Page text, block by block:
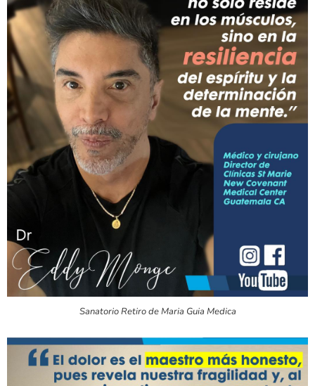
Sanatorio Retiro de Maria Guia Medica